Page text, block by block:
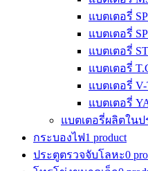
แบตเตอรี่
แบตเตอรี่
แบตเตอรี่
แบตเตอรี่
แบตเตอรี่
แบตเตอรี่
แบตเตอรี่ผลิตในป
กระบองไฟ1 product
ประตูตรวจจับโลหะ0